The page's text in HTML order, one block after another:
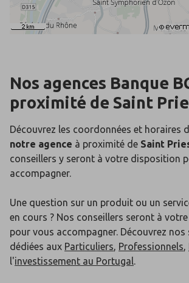
Nos agences Banque
proximité de Saint
Découvrez les coordonnées et horaires
notre agence à proximité de Saint
conseillers y seront à votre disposition
accompagner.
Une question sur un produit ou un
en cours ? Nos conseillers seront à
pour vous accompagner. Découvrez
dédiées aux Particuliers, Professionnels,
l'investissement au Portugal.